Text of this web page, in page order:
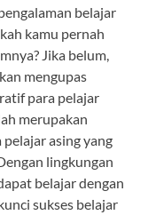
belajar
kamu pernah
Jika belum,
mengupas
para pelajar
merupakan
asing yang
lingkungan
belajar dengan
sukses belajar